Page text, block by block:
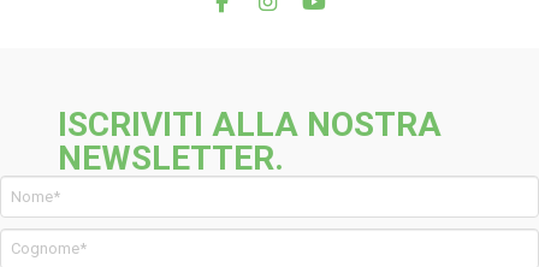
ISCRIVITI ALLA NOSTRA
NEWSLETTER.